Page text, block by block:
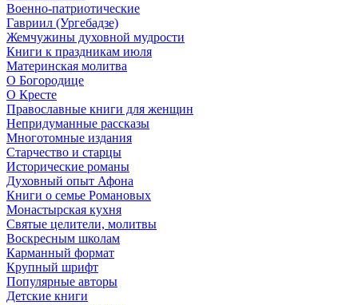
Военно-патриотические
Гавриил (Ургебадзе)
Жемчужины духовной мудрости
Книги к праздникам июля
Материнская молитва
О Богородице
О Кресте
Православные книги для женщин
Непридуманные рассказы
Многотомные издания
Старчество и старцы
Исторические романы
Духовный опыт Афона
Книги о семье Романовых
Монастырская кухня
Святые целители, молитвы
Воскресным школам
Карманный формат
Крупный шрифт
Популярные авторы
Детские книги